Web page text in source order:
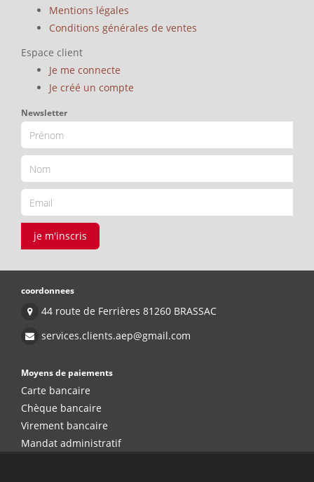
Mentions légales
Conditions générales de ventes
Espace client
Je me connecte
Je créé un compte
Newsletter
je m'inscris
coordonnees
44 route de Ferrières 81260 BRASSAC
services.clients.aep@gmail.com
Moyens de paiements
Carte bancaire
Chèque bancaire
Virement bancaire
Mandat administratif